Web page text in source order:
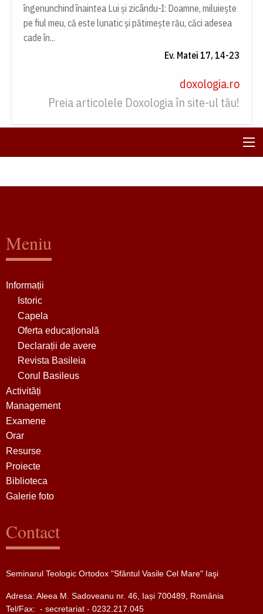
îngenunchind înaintea Lui și zicându-I: Doamne, miluiește
pe fiul meu, că este lunatic și pătimește rău, căci adesea
cade în...
Ev. Matei 17, 14-23
doxologia.ro
Preia articolele Doxologia în site-ul tău!
Meniu
Informații
Istoric
Capela
Oferta educațională
Declarații de avere
Revista Basileia
Corul Basileus
Activități
Management
Examene
Orar
Resurse
Proiecte
Biblioteca
Galerie foto
Contact
Seminarul Teologic Ortodox "Sfântul Vasile Cel Mare" Iaşi
Adresa: Aleea M. Sadoveanu nr. 46, Iași 700489, România
Tel/Fax: - secretariat - 0232.217.045